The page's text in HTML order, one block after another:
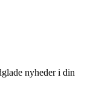
nyheder i din